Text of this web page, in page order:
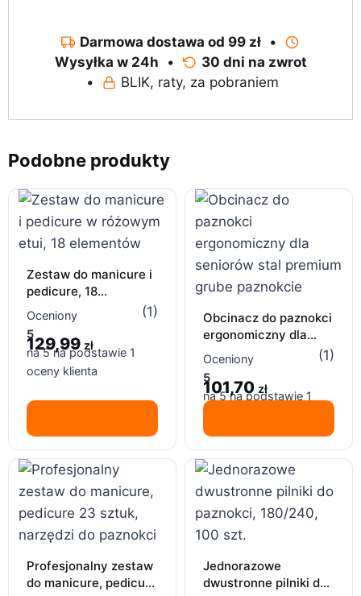
Darmowa dostawa od 99 zł •
Wysyłka w 24h •
30 dni na zwrot
•
BLIK, raty, za pobraniem
Podobne produkty
Zestaw do manicure i
pedicure, 18
elementów – różowe
etui
Oceniony
5
na 5 na podstawie 1
oceny klienta
(1)
129,99 zł
Obcinacz do paznokci
ergonomiczny dla
seniorów stal
premium grube
paznokcie
Oceniony
5
na 5 na podstawie 1
(1)
101,70 zł
Profesjonalny zestaw
do manicure, pedicure
Jednorazowe
dwustronne pilniki do